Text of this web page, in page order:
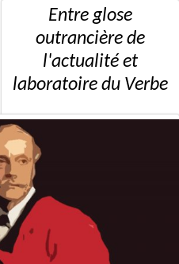
Entre glose
outrancière de
l'actualité et
laboratoire du Verbe